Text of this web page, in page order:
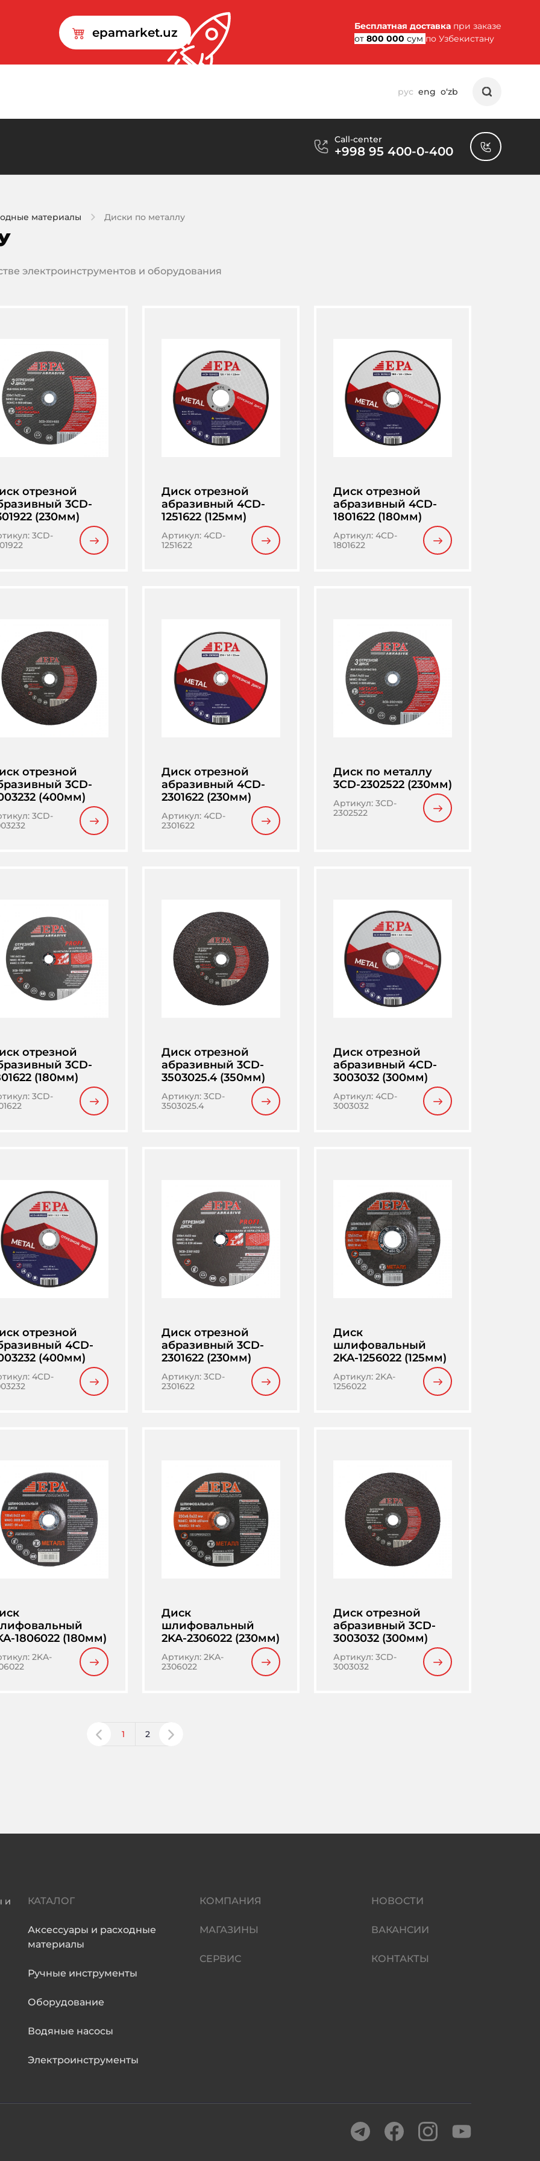
epamarket.uz Бесплатная доставка при заказе
от 800 000 сум по Узбекистану
рус eng o‘zb
Call-center
+998 95 400-0-400
материалы Диски по металлу
электроинструментов и оборудования
отрезной
3CD-
(230мм)
: 3CD-
Диск отрезной
абразивный 4CD-
1251622 (125мм)
Артикул: 4CD-
1251622
Диск отрезной
абразивный 4CD-
1801622 (180мм)
Артикул: 4CD-
1801622
отрезной
3CD-
(400мм)
: 3CD-
Диск отрезной
абразивный 4CD-
2301622 (230мм)
Артикул: 4CD-
2301622
Диск по металлу
3CD-2302522 (230мм)
Артикул: 3CD-
2302522
отрезной
3CD-
(180мм)
: 3CD-
Диск отрезной
абразивный 3CD-
3503025.4 (350мм)
Артикул: 3CD-
3503025.4
Диск отрезной
абразивный 4CD-
3003032 (300мм)
Артикул: 4CD-
3003032
отрезной
4CD-
(400мм)
: 4CD-
Диск отрезной
абразивный 3CD-
2301622 (230мм)
Артикул: 3CD-
2301622
Диск
шлифовальный
2KA-1256022 (125мм)
Артикул: 2KA-
1256022
1806022 (180мм)
: 2KA-
Диск
шлифовальный
2KA-2306022 (230мм)
Артикул: 2KA-
2306022
Диск отрезной
абразивный 3CD-
3003032 (300мм)
Артикул: 3CD-
3003032
1 2
КАТАЛОГ
Аксессуары и расходные
материалы
Ручные инструменты
Оборудование
Водяные насосы
Электроинструменты
КОМПАНИЯ
МАГАЗИНЫ
СЕРВИС
НОВОСТИ
ВАКАНСИИ
КОНТАКТЫ